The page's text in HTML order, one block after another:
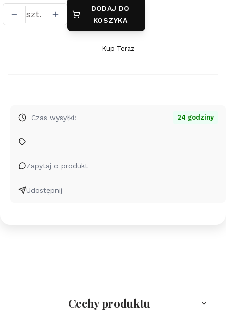
szt.
DODAJ DO
KOSZYKA
Kup Teraz
Czas wysyłki: 24 godziny
Zapytaj o produkt
Udostępnij
Cechy produktu